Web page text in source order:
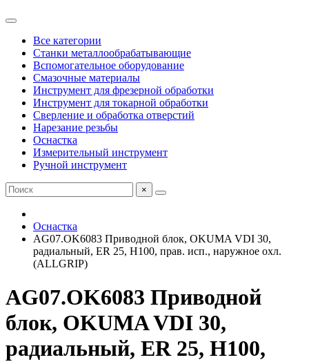
Все категории
Станки металлообрабатывающие
Вспомогательное оборудование
Смазочные материалы
Инструмент для фрезерной обработки
Инструмент для токарной обработки
Сверление и обработка отверстий
Нарезание резьбы
Оснастка
Измерительный инструмент
Ручной инструмент
×
Оснастка
AG07.OK6083 Приводной блок, OKUMA VDI 30,
радиальный, ER 25, H100, прав. исп., наружное охл.
(ALLGRIP)
AG07.OK6083 Приводной
блок, OKUMA VDI 30,
радиальный, ER 25, H100,